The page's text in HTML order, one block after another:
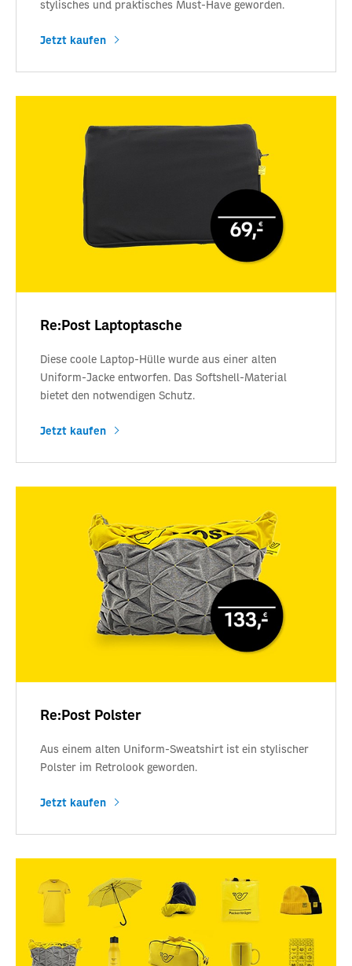
stylisches und praktisches Must-Have geworden.
Jetzt kaufen
Re:Post Laptoptasche
Diese coole Laptop-Hülle wurde aus einer alten
Uniform-Jacke entworfen. Das Softshell-Material
bietet den notwendigen Schutz.
Jetzt kaufen
Re:Post Polster
Aus einem alten Uniform-Sweatshirt ist ein stylischer
Polster im Retrolook geworden.
Jetzt kaufen